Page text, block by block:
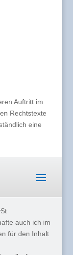
Auftritt im
Rechtstexte
eine
auch ich im
für den Inhalt